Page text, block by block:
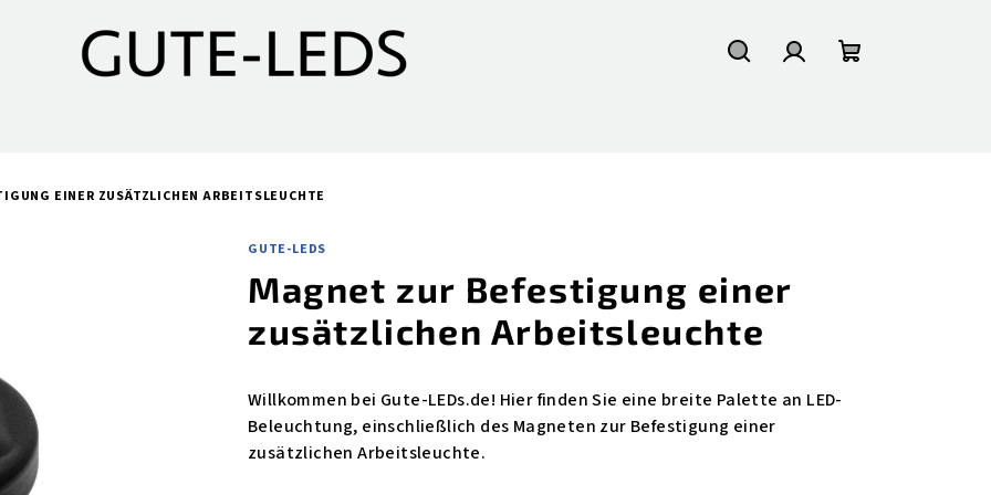
EINER ZUSÄTZLICHEN ARBEITSLEUCHTE
GUTE-LEDS
Magnet zur Befestigung einer
zusätzlichen Arbeitsleuchte
Willkommen bei Gute-LEDs.de! Hier finden Sie eine breite Palette an LED-
Beleuchtung, einschließlich des Magneten zur Befestigung einer
zusätzlichen Arbeitsleuchte.